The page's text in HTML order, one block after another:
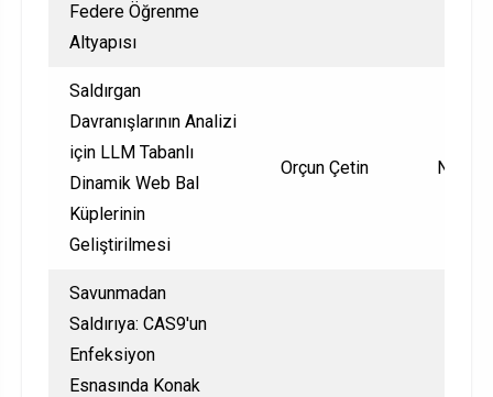
Federe Öğrenme
Altyapısı
Saldırgan
Davranışlarının Analizi
için LLM Tabanlı
Dinamik Web Bal
Küplerinin
Geliştirilmesi
Orçun Çetin
Savunmadan
Saldırıya: CAS9'un
Enfeksiyon
Esnasında Konak